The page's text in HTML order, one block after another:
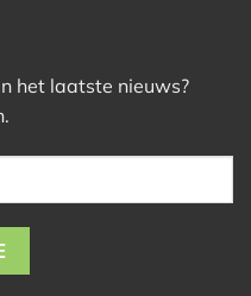
het laatste nieuws?